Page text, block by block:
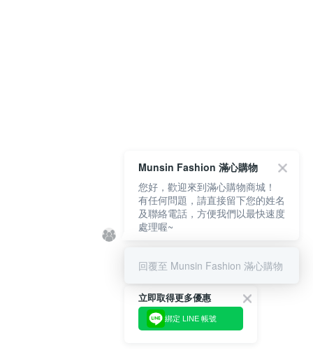
立即取得更多優惠
綁定 LINE 帳號
Munsin Fashion 滿心購物
您好，歡迎來到滿心購物商城！
有任何問題，請直接留下您的姓名
及聯絡電話，方便我們以最快速度
處理喔~
回覆至 Munsin Fashion 滿心購物